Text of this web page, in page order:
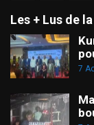
Les + Lus de
7